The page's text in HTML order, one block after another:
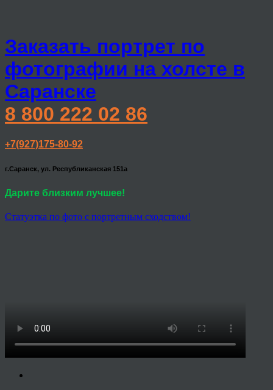
Заказать портрет по
фотографии на холсте в
Саранске
8 800 222 02 86
+7(927)175-80-92
г.Саранск, ул. Республиканская 151а
Дарите близким лучшее!
Статуэтка по фото с портретным сходством!